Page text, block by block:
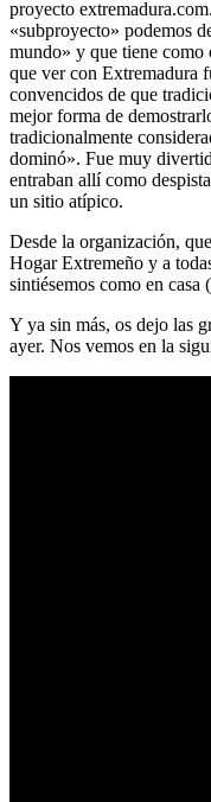
proyecto
«subproyecto» podemos
mundo» y que tiene
que ver con Extremadura
convencidos de que
mejor forma de
tradicionalmente
dominó». Fue muy
entraban allí como
un sitio atípico.
Desde la organización,
Hogar Extremeño y a
sintiésemos como en casa
Y ya sin más, os dejo las
ayer. Nos vemos en la